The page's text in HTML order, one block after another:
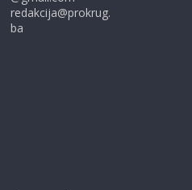
redakcija@prokrug.
ba